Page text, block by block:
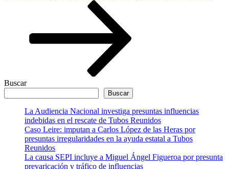
Buscar
Buscar
La Audiencia Nacional investiga presuntas influencias
indebidas en el rescate de Tubos Reunidos
Caso Leire: imputan a Carlos López de las Heras por
presuntas irregularidades en la ayuda estatal a Tubos
Reunidos
La causa SEPI incluye a Miguel Ángel Figueroa por presunta
prevaricación y tráfico de influencias